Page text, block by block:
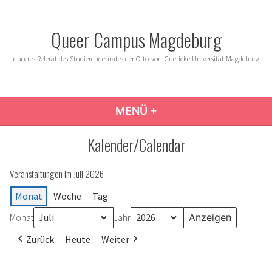
Queer Campus Magdeburg
queeres Referat des Studierendenrates der Otto-von-Guericke Universität Magdeburg
MENÜ +
Kalender/Calendar
Veranstaltungen im Juli 2026
Monat Woche Tag
Monat Jahr
Zurück Heute Weiter